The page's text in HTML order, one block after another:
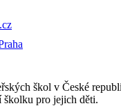
škol v České
školku pro jejich děti.